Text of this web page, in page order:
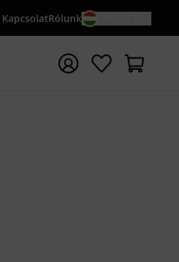
KapcsolatRólunk
keresőszóval